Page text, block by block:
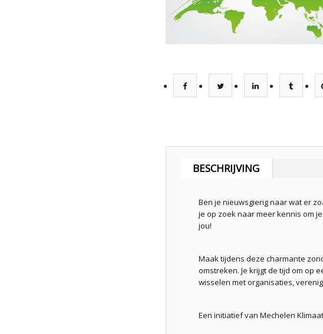
BESCHRIJVING
Ben je nieuwsgierig naar wat er
je op zoek naar meer kennis om
jou!
Maak tijdens deze charmante
omstreken. Je krijgt de tijd om op
wisselen met organisaties,
Een initiatief van Mechelen